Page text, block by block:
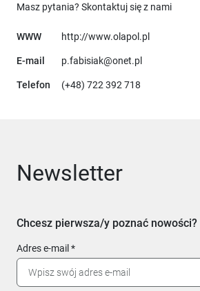
Masz pytania? Skontaktuj się z nami
WWW http://www.olapol.plUwaga, link
E-mail p.fabisiak@onet.pl
Telefon (+48) 722 392 718
Newsletter
Chcesz pierwsza/y poznać nowości?
Adres e-mail